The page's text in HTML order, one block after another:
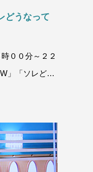
どうなって
００分～２２
」「ソレどう